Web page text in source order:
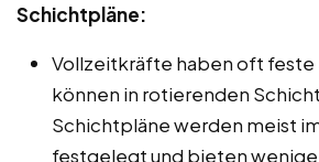
Schichtpläne:
Vollzeitkräfte haben oft feste
können in rotierenden
Schichtpläne werden meist
festgelegt und bieten